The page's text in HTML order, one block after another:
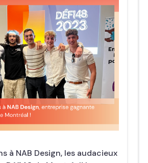
à NAB Design, les audacieux